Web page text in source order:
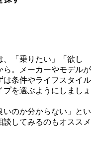
「乗りたい」「欲し
ら。メーカーやモデルが
は条件やライフスタイル
を選ぶようにしましょ
いのか分からない」とい
してみるのもオススメ